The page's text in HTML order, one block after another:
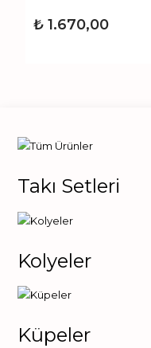
₺ 1.670,00
Takı Setleri
Kolyeler
Küpeler